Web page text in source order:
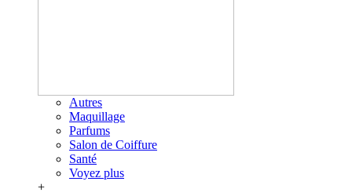
Autres
Maquillage
Parfums
Salon de Coiffure
Santé
Voyez plus
+